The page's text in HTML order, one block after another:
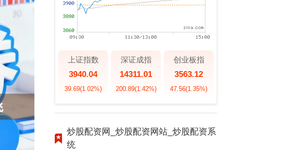
上证指数
3940.04
39.69(1.02%)
深证成指
14311.01
200.89(1.42%)
创业板指
3563.12
47.56(1.35%)
炒股配资网_炒股配资网站_炒股配资系
统